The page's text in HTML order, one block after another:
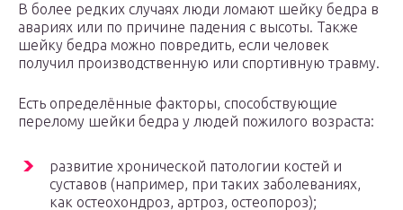
В более редких случаях люди ломают шейку бедра в
авариях или по причине падения с высоты. Также
шейку бедра можно повредить, если человек
получил производственную или спортивную травму.
Есть определённые факторы, способствующие
перелому шейки бедра у людей пожилого возраста:
развитие хронической патологии костей и
суставов (например, при таких заболеваниях,
как остеохондроз, артроз, остеопороз);